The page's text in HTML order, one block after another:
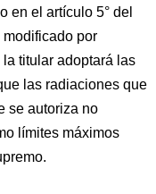
en el artículo 5° del
modificado por
titular adoptará las
las radiaciones que
se autoriza no
límites máximos